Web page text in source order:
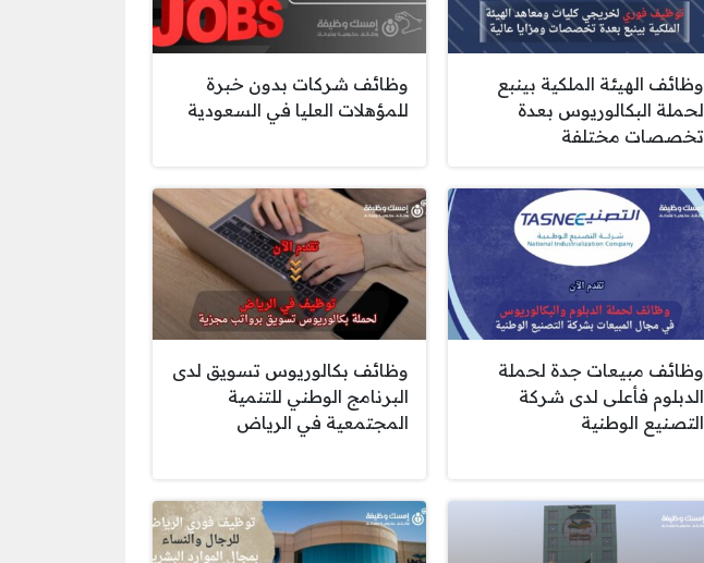
وظائف الهيئة الملكية بينبع
لحملة البكالوريوس بعدة
تخصصات مختلفة
وظائف شركات بدون خبرة
للمؤهلات العليا في السعودية
وظائف مبيعات جدة لحملة
الدبلوم فأعلى لدى شركة
التصنيع الوطنية
وظائف بكالوريوس تسويق لدى
البرنامج الوطني للتنمية
المجتمعية في الرياض